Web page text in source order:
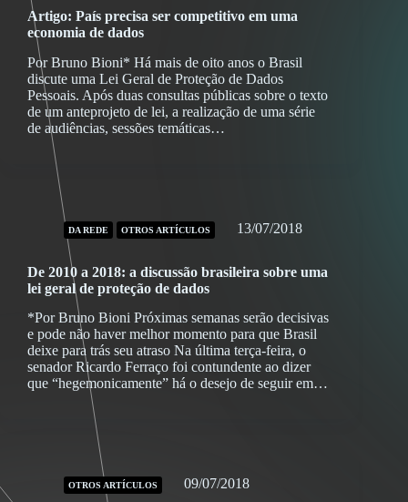
Artigo: País precisa ser competitivo em uma
economia de dados
Por Bruno Bioni* Há mais de oito anos o Brasil
discute uma Lei Geral de Proteção de Dados
Pessoais. Após duas consultas públicas sobre o texto
de um anteprojeto de lei, a realização de uma série
de audiências, sessões temáticas…
DA REDE OTROS ARTÍCULOS 13/07/2018
De 2010 a 2018: a discussão brasileira sobre uma
lei geral de proteção de dados
*Por Bruno Bioni Próximas semanas serão decisivas
e pode não haver melhor momento para que Brasil
deixe para trás seu atraso Na última terça-feira, o
senador Ricardo Ferraço foi contundente ao dizer
que “hegemonicamente” há o desejo de seguir em…
OTROS ARTÍCULOS 09/07/2018